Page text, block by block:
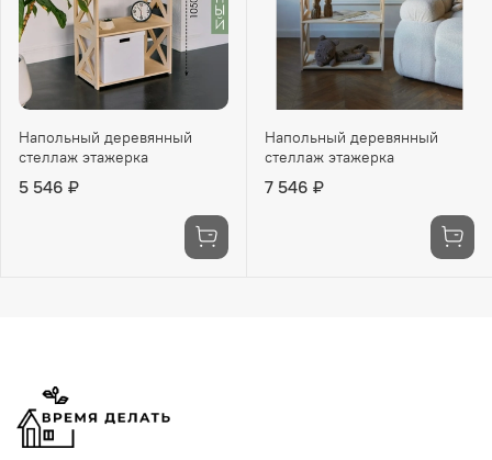
Напольный деревянный
стеллаж этажерка
5 546 ₽
Напольный деревянный
стеллаж этажерка
7 546 ₽